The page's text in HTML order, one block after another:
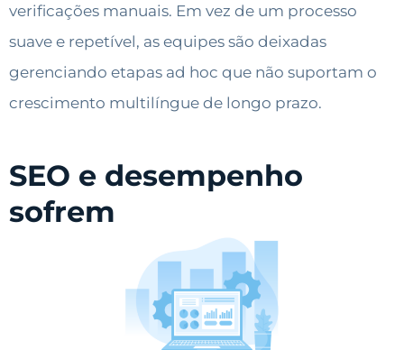
verificações manuais. Em vez de um processo
suave e repetível, as equipes são deixadas
gerenciando etapas ad hoc que não suportam o
crescimento multilíngue de longo prazo.
SEO e desempenho
sofrem